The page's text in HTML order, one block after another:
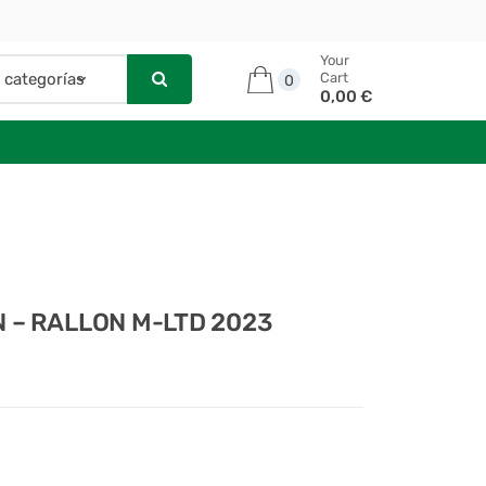
0
Your
Cart
0,00 €
– RALLON M-LTD 2023